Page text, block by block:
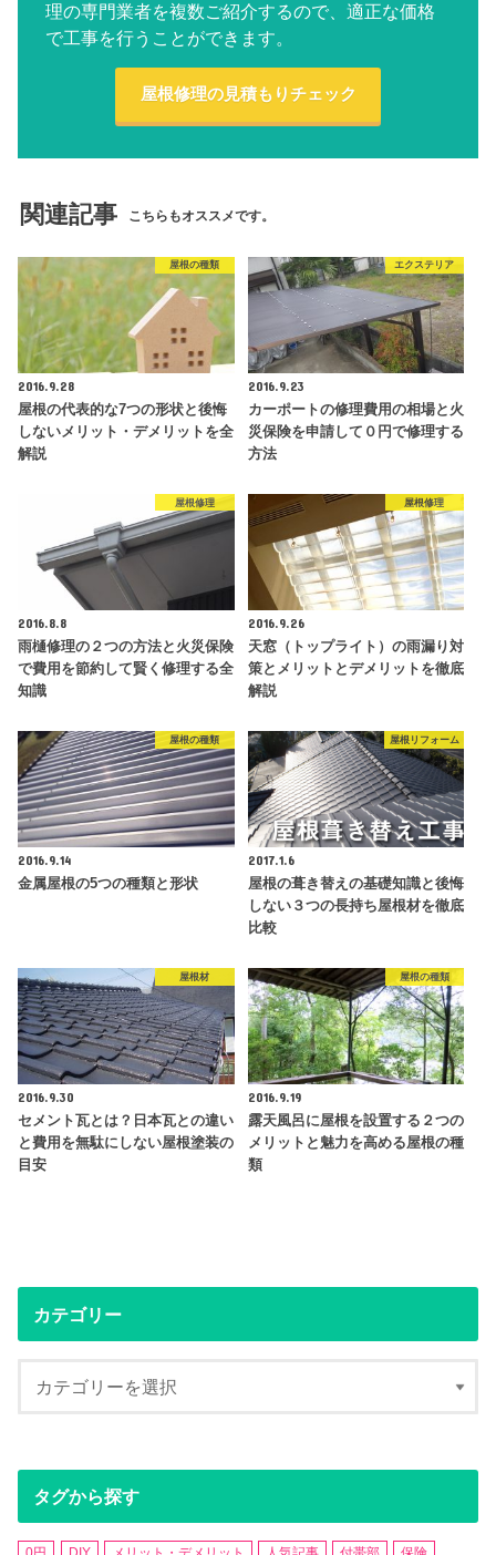
理の専門業者を複数ご紹介するので、適正な価格
で工事を行うことができます。
屋根修理の見積もりチェック
関連記事 こちらもオススメです。
屋根の種類
2016.9.28
屋根の代表的な7つの形状と後悔
しないメリット・デメリットを全
解説
エクステリア
2016.9.23
カーポートの修理費用の相場と火
災保険を申請して０円で修理する
方法
屋根修理
2016.8.8
雨樋修理の２つの方法と火災保険
で費用を節約して賢く修理する全
知識
屋根修理
2016.9.26
天窓（トップライト）の雨漏り対
策とメリットとデメリットを徹底
解説
屋根の種類
2016.9.14
金属屋根の5つの種類と形状
屋根リフォーム
2017.1.6
屋根の葺き替えの基礎知識と後悔
しない３つの長持ち屋根材を徹底
比較
屋根材
2016.9.30
セメント瓦とは？日本瓦との違い
と費用を無駄にしない屋根塗装の
目安
屋根の種類
2016.9.19
露天風呂に屋根を設置する２つの
メリットと魅力を高める屋根の種
類
カテゴリー
タグから探す